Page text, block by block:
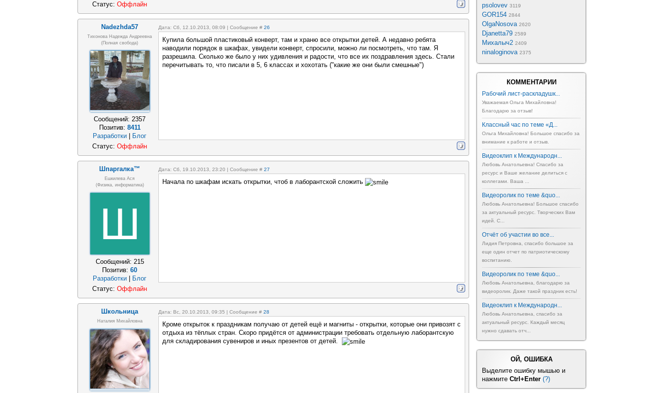
Статус: Оффлайн
Nadezhda57 Дата: Сб, 12.10.2013, 08:09 | Сообщение # 26
Тихонова Надежда Андреевна
(полная свобода)
Сообщений: 2357
Позитив: 8411
Разработки
Блог
Купила большой пластиковый конверт, там и храню все открытки детей. А недавно ребята
наводили порядок в шкафах, увидели конверт, спросили, можно ли посмотреть, что там. Я
разрешила. Сколько же было у них удивления и радости, что все их поздравления здесь. Стали
перечитывать то, что писали в 5, 6 классах и хохотать ("какие же они были смешные")
Статус: Оффлайн
Шпаргалка™ Дата: Сб, 19.10.2013, 23:20 | Сообщение # 27
Ешкилева Ася
(физика, информатика)
Ш
Сообщений: 215
Позитив: 60
Разработки
Блог
Начала по шкафам искать открытки, чтоб в лаборантской сложить
Статус: Оффлайн
Школьница Дата: Вс, 20.10.2013, 09:35 | Сообщение # 28
Наталия Михайловна
Кроме открыток к праздникам получаю от детей ещё и магниты - открытки, которые они привозят с
отдыха из тёплых стран. Скоро придётся от администрации требовать отдельную лаборантскую
для складирования сувениров и иных презентов от детей.
psolovev 3119
GOR154 2844
OlgaNosova 2620
Djanetta79 2589
Михалыч2 2409
ninaloginova 2375
КОММЕНТАРИИ
Рабочий лист-раскладушк...
Уважаемая Ольга Михайловна!
Благодарю за отзыв!
Классный час по теме «Д...
Ольга Михайловна! Большое спасибо за
внимание к работе и отзыв.
Видеоклип к Международн...
Любовь Анатольевна! Спасибо за
ресурс и Ваше желание делиться с
коллегами. Ваша ...
Видеоролик по теме &quo...
Любовь Анатольевна! Большое спасибо
за актуальный ресурс. Творческих Вам
идей. С...
Отчёт об участии во все...
Лидия Петровна, спасибо большое за
еще один отчет по патриотическому
воспитанию.
Видеоролик по теме &quo...
Любовь Анатольевна, благодарю за
видеоролик. Даже такой праздник есть!
Видеоклип к Международн...
Любовь Анатольевна, спасибо за
актуальный ресурс. Каждый месяц
нужно сдавать отч...
ОЙ, ОШИБКА
Выделите ошибку мышью и
нажмите Ctrl+Enter (?)